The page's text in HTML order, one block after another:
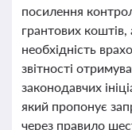
посилення
грантових
необхідність
звітності
законодавчих
який пропонує
через правило